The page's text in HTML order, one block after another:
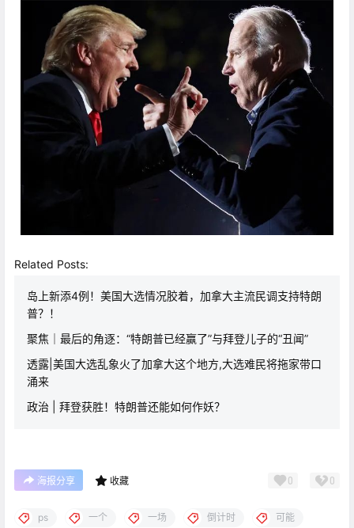
Related Posts:
岛上新添4例！美国大选情况胶着，加拿大主流民调支持特朗
普？！
聚焦｜最后的角逐：“特朗普已经赢了”与拜登儿子的“丑闻”
透露|美国大选乱象火了加拿大这个地方,大选难民将拖家带口
涌来
政治 | 拜登获胜！特朗普还能如何作妖？
海报分享 收藏 0 0
ps 一个 一场 倒计时 可能